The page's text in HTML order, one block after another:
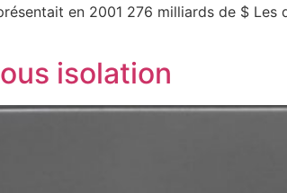
en 2001 276 milliards de $ Les
isolation